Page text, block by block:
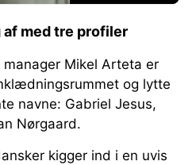
af med tre profiler
Mikel Arteta er
og lytte
navne: Gabriel Jesus,
Nørgaard.
kigger ind i en uvis